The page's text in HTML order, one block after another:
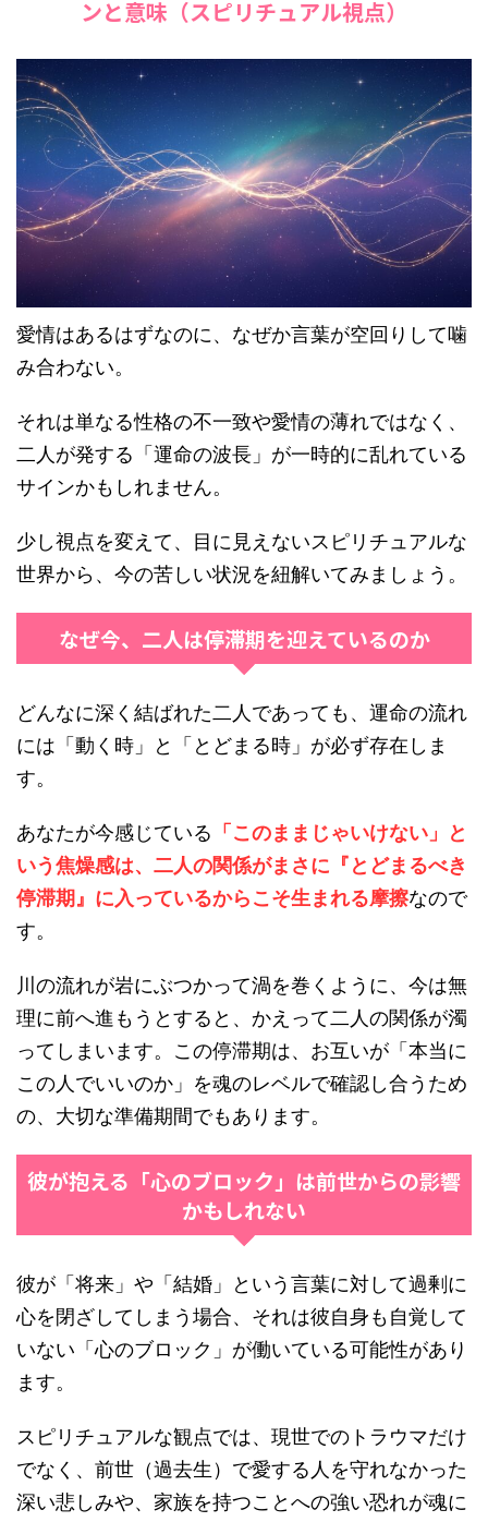
ンと意味（スピリチュアル視点）
愛情はあるはずなのに、なぜか言葉が空回りして噛
み合わない。
それは単なる性格の不一致や愛情の薄れではなく、
二人が発する「運命の波長」が一時的に乱れている
サインかもしれません。
少し視点を変えて、目に見えないスピリチュアルな
世界から、今の苦しい状況を紐解いてみましょう。
なぜ今、二人は停滞期を迎えているのか
どんなに深く結ばれた二人であっても、運命の流れ
には「動く時」と「とどまる時」が必ず存在しま
す。
あなたが今感じている 「このままじゃいけない」と
いう焦燥感は、二人の関係がまさに『とどまるべき
停滞期』に入っているからこそ生まれる摩擦なので
す。
川の流れが岩にぶつかって渦を巻くように、今は無
理に前へ進もうとすると、かえって二人の関係が濁
ってしまいます。この停滞期は、お互いが「本当に
この人でいいのか」を魂のレベルで確認し合うため
の、大切な準備期間でもあります。
彼が抱える「心のブロック」は前世からの影響
かもしれない
彼が「将来」や「結婚」という言葉に対して過剰に
心を閉ざしてしまう場合、それは彼自身も自覚して
いない「心のブロック」が働いている可能性があり
ます。
スピリチュアルな観点では、現世でのトラウマだけ
でなく、前世（過去生）で愛する人を守れなかった
深い悲しみや、家族を持つことへの強い恐れが魂に